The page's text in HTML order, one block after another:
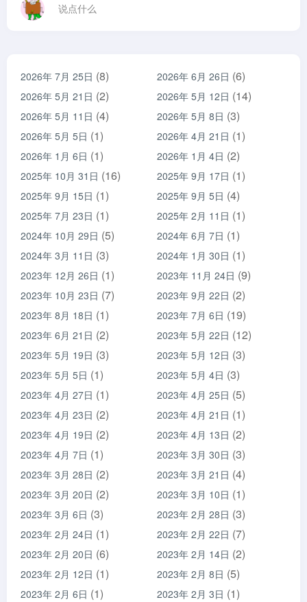
说点什么
2026年 7月 25日 (8) 2026年 6月 26日 (6)
2026年 5月 21日 (2) 2026年 5月 12日 (14)
2026年 5月 11日 (4) 2026年 5月 8日 (3)
2026年 5月 5日 (1) 2026年 4月 21日 (1)
2026年 1月 6日 (1) 2026年 1月 4日 (2)
2025年 10月 31日 (16) 2025年 9月 17日 (1)
2025年 9月 15日 (1) 2025年 9月 5日 (4)
2025年 7月 23日 (1) 2025年 2月 11日 (1)
2024年 10月 29日 (5) 2024年 6月 7日 (1)
2024年 3月 11日 (3) 2024年 1月 30日 (1)
2023年 12月 26日 (1) 2023年 11月 24日 (9)
2023年 10月 23日 (7) 2023年 9月 22日 (2)
2023年 8月 18日 (1) 2023年 7月 6日 (19)
2023年 6月 21日 (2) 2023年 5月 22日 (12)
2023年 5月 19日 (3) 2023年 5月 12日 (3)
2023年 5月 5日 (1) 2023年 5月 4日 (3)
2023年 4月 27日 (1) 2023年 4月 25日 (5)
2023年 4月 23日 (2) 2023年 4月 21日 (1)
2023年 4月 19日 (2) 2023年 4月 13日 (2)
2023年 4月 7日 (1) 2023年 3月 30日 (3)
2023年 3月 28日 (2) 2023年 3月 21日 (4)
2023年 3月 20日 (2) 2023年 3月 10日 (1)
2023年 3月 6日 (3) 2023年 2月 28日 (3)
2023年 2月 24日 (1) 2023年 2月 22日 (7)
2023年 2月 20日 (6) 2023年 2月 14日 (2)
2023年 2月 12日 (1) 2023年 2月 8日 (5)
2023年 2月 6日 (1) 2023年 2月 3日 (1)